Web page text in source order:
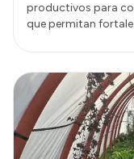
productivos para
que permitan